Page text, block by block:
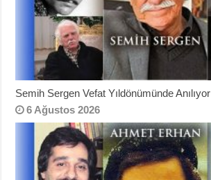
Semih Sergen Vefat Yıldönümünde Anılıyor
6 Ağustos 2026